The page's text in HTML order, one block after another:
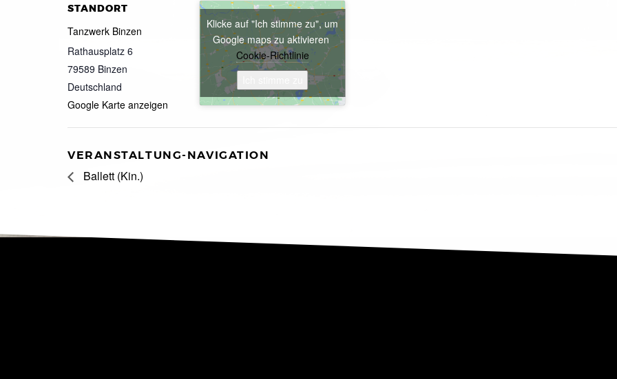
STANDORT
Tanzwerk Binzen
Rathausplatz 6
79589 Binzen
Deutschland
Google Karte anzeigen
Klicke auf "Ich stimme zu", um
Google maps zu aktivieren
Cookie-Richtlinie
VERANSTALTUNG-NAVIGATION
Ballett (Kin.)